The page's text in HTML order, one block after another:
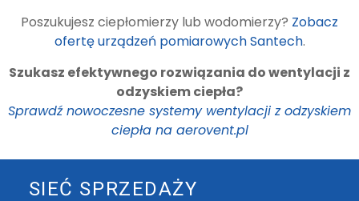
Poszukujesz ciepłomierzy lub wodomierzy? Zobacz
ofertę urządzeń pomiarowych Santech.
Szukasz efektywnego rozwiązania do wentylacji z
odzyskiem ciepła?
Sprawdź nowoczesne systemy wentylacji z odzyskiem
ciepła na aerovent.pl
SIEĆ SPRZEDAŻY